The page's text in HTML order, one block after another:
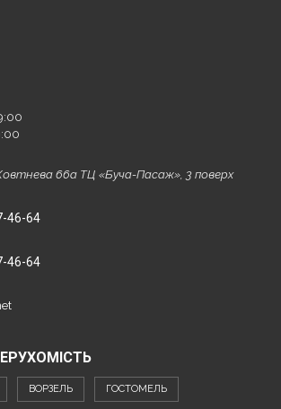
66а ТЦ «Буча-Пасаж», 3 поверх
46-64
46-64
ВОРЗЕЛЬ ГОСТОМЕЛЬ